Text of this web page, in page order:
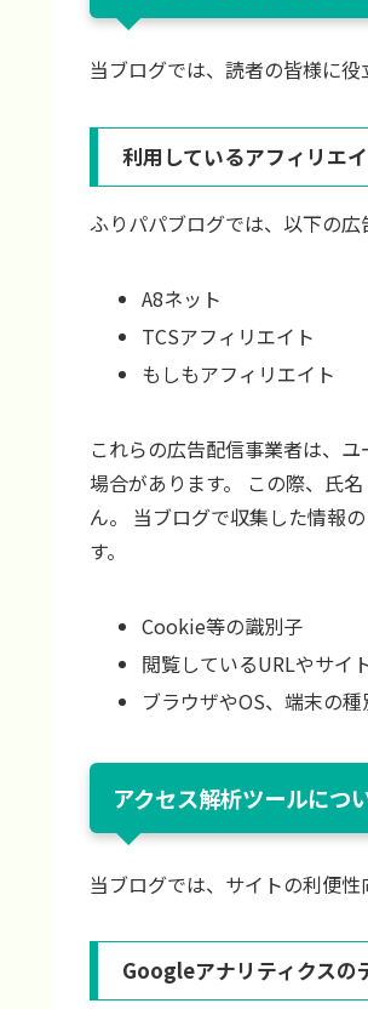
当ブログでは、読者の皆様に
利用しているアフィリエ
ふりパパブログでは、以下の広
A8ネット
TCSアフィリエイト
もしもアフィリエイト
これらの広告配信事業者は、
場合があります。 この際、氏
ん。 当ブログで収集した情報
す。
Cookie等の識別子
閲覧しているURLやサイ
ブラウザやOS、端末の
アクセス解析ツールにつ
当ブログでは、サイトの利便性
Googleアナリティクスの